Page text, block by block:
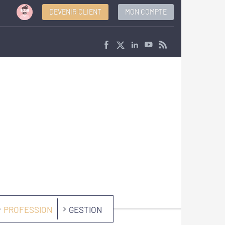
DEVENIR CLIENT MON COMPTE
PROFESSION GESTION